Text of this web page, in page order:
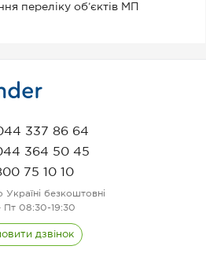
переліку об’єктів МП
337 86 64
364 50 45
75 10 10
Україні безкоштовні
Пт 08:30-19:30
дзвінок